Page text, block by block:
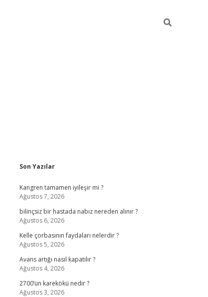
Sidebar
Son Yazılar
Kangren tamamen iyileşir mi ?
Ağustos 7, 2026
bilinçsiz bir hastada nabız nereden alınır ?
Ağustos 6, 2026
Kelle çorbasının faydaları nelerdir ?
Ağustos 5, 2026
Avans artığı nasıl kapatılır ?
Ağustos 4, 2026
2700’ün karekökü nedir ?
Ağustos 3, 2026
vdcasino güncel giriş